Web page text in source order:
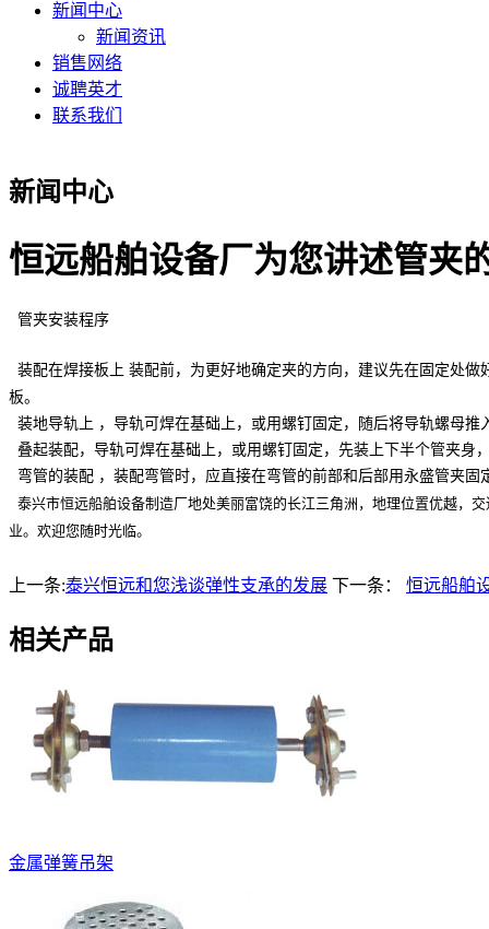
新闻中心
新闻资讯
销售网络
诚聘英才
联系我们
新闻中心
恒远船舶设备厂为您讲述管夹
管夹安装程序
装配在焊接板上 装配前，为更好地确定夹的方向，建议先在固定处
板。
装地导轨上 ，导轨可焊在基础上，或用螺钉固定，随后将导轨螺母
叠起装配，导轨可焊在基础上，或用螺钉固定，先装上下半个管夹
弯管的装配 ，装配弯管时，应直接在弯管的前部和后部用永盛管夹
泰兴市恒远船舶设备制造厂地处美丽富饶的长江三角洲，地理位置优越，
业。欢迎您随时光临。
上一条:泰兴恒远和您浅谈弹性支承的发展 下一条： 恒远船舶
相关产品
金属弹簧吊架